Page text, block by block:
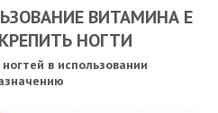
ВИТАМИНА Е
НОГТИ
в использовании